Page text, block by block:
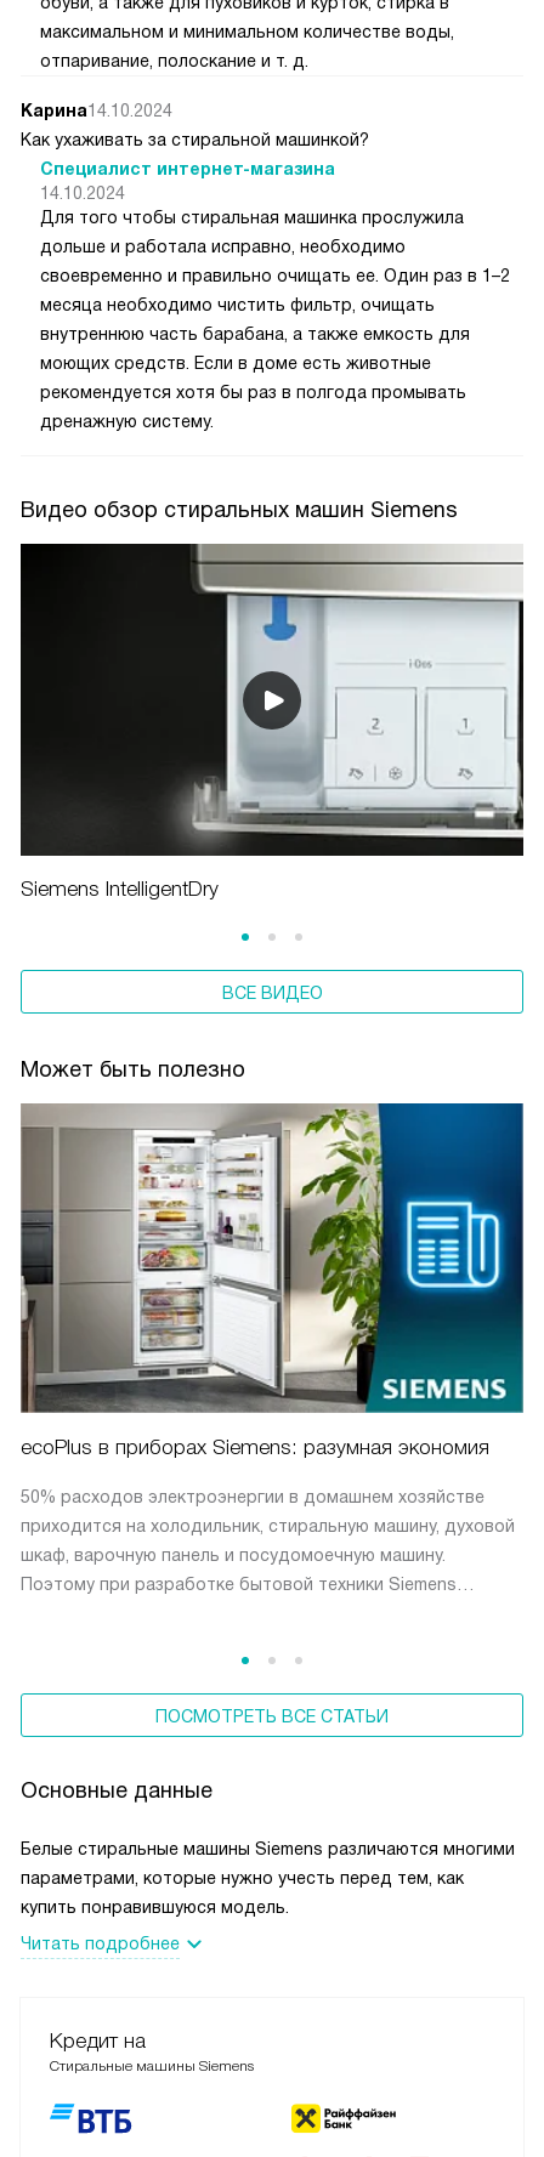
максимальном и минимальном количестве воды,
отпаривание, полоскание и т. д.
Карина14.10.2024
Как ухаживать за стиральной машинкой?
Специалист интернет-магазина
14.10.2024
Для того чтобы стиральная машинка прослужила
дольше и работала исправно, необходимо
своевременно и правильно очищать ее. Один раз в 1–2
месяца необходимо чистить фильтр, очищать
внутреннюю часть барабана, а также емкость для
моющих средств. Если в доме есть животные
рекомендуется хотя бы раз в полгода промывать
дренажную систему.
Видео обзор стиральных машин Siemens
Siemens IntelligentDry
ВСЕ ВИДЕО
Может быть полезно
ecoPlus в приборах Siemens: разумная экономия
50% расходов электроэнергии в домашнем хозяйстве
приходится на холодильник, стиральную машину, духовой
шкаф, варочную панель и посудомоечную машину.
Поэтому при разработке бытовой техники Siemens
потребительских свойств техники.
ПОСМОТРЕТЬ ВСЕ СТАТЬИ
Основные данные
Белые стиральные машины Siemens различаются многими
параметрами, которые нужно учесть перед тем, как
купить понравившуюся модель.
Читать подробнее
Кредит на
Стиральные машины Siemens